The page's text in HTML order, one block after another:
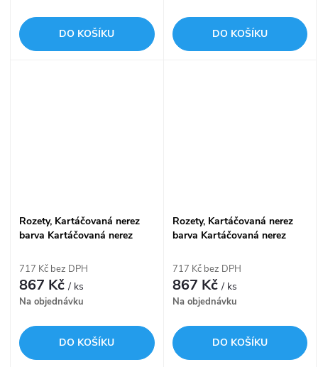
DO KOŠÍKU DO KOŠÍKU
Rozety, Kartáčovaná nerez
barva Kartáčovaná nerez
717 Kč bez DPH
867 Kč/ ks
Na objednávku
DO KOŠÍKU
Rozety, Kartáčovaná nerez
barva Kartáčovaná nerez
717 Kč bez DPH
867 Kč/ ks
Na objednávku
DO KOŠÍKU